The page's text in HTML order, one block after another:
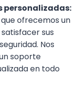
personalizadas:
ofrecemos un
sus
Nos
soporte
en todo